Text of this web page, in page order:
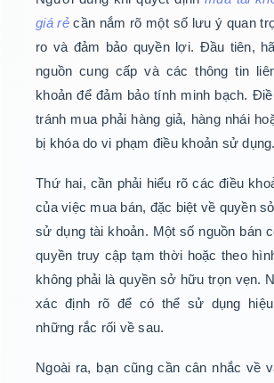
giá rẻcần nắm rõ một số lưu ý quan
ro và đảm bảo quyền lợi. Đầu tiên,
nguồn cung cấp và các thông tin
khoản để đảm bảo tính minh bạch.
tránh mua phải hàng giả, hàng nhái
bị khóa do vi phạm điều khoản sử dụng.
Thứ hai, cần phải hiểu rõ các điều
của việc mua bán, đặc biệt về quyền
sử dụng tài khoản. Một số nguồn bán
quyền truy cập tạm thời hoặc theo
không phải là quyền sở hữu trọn vẹn.
xác định rõ để có thể sử dụng
những rắc rối về sau.
Ngoài ra, bạn cũng cần cân nhắc về